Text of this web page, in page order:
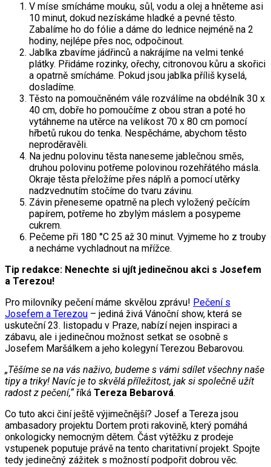
V míse smícháme mouku, sůl, vodu a olej a hněteme asi
10 minut, dokud nezískáme hladké a pevné těsto.
Zabalíme ho do fólie a dáme do lednice nejméně na 2
hodiny, nejlépe přes noc, odpočinout.
Jablka zbavíme jádřinců a nakrájíme na velmi tenké
plátky. Přidáme rozinky, ořechy, citronovou kůru a skořici
a opatrně smícháme. Pokud jsou jablka příliš kyselá,
dosladíme.
Těsto na pomoučněném vále rozválíme na obdélník 30 x
40 cm, dobře ho pomoučíme z obou stran a poté ho
vytáhneme na utěrce na velikost 70 x 80 cm pomocí
hřbetů rukou do tenka. Nespěcháme, abychom těsto
neproděravěli.
Na jednu polovinu těsta naneseme jablečnou směs,
druhou polovinu potřeme polovinou rozehřátého másla.
Okraje těsta přeložíme přes náplň a pomocí utěrky
nadzvednutím stočíme do tvaru závinu.
Závin přeneseme opatrně na plech vyložený pečícím
papírem, potřeme ho zbylým máslem a posypeme
cukrem.
Pečeme při 180 °C 25 až 30 minut. Vyjmeme ho z trouby
a necháme vychladnout na mřížce.
Tip redakce: Nenechte si ujít jedinečnou akci s Josefem
a Terezou!
Pro milovníky pečení máme skvělou zprávu! Pečení s
Josefem a Terezou – jediná živá Vánoční show, která se
uskuteční 23. listopadu v Praze, nabízí nejen inspiraci a
zábavu, ale i jedinečnou možnost setkat se osobně s
Josefem Maršálkem a jeho kolegyní Terezou Bebarovou.
„Těšíme se na vás naživo, budeme s vámi sdílet všechny naše
tipy a triky! Navíc je to skvělá příležitost, jak si společně užít
radost z pečení,“ říká Tereza Bebarová.
Co tuto akci činí ještě výjimečnější? Josef a Tereza jsou
ambasadory projektu Dortem proti rakovině, který pomáhá
onkologicky nemocným dětem. Část výtěžku z prodeje
vstupenek poputuje právě na tento charitativní projekt. Spojte
tedy jedinečný zážitek s možností podpořit dobrou věc.